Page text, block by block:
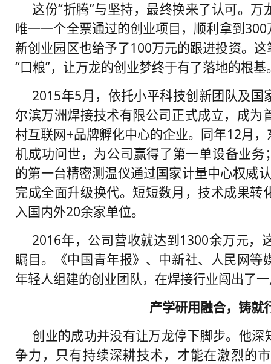
这份“折腾”与坚持，最终换来了认可。
唯一一个全票通过的创业项目，顺利拿到
新创业园区也给予了100万元的跟进投资。
“口粮”，让万龙的创业梦终于有了落地的根基
2015年5月，依托小平科技创新团队及国
尔滨万洲焊接技术有限公司正式成立，成为
村互联网+品牌孵化中心的企业。同年12月
机成功问世，为公司赢得了第一单设备业
的第一台精密测温仪通过国家计量中心权威
完成全面升级换代。短短数月，技术成果转
入国内外20余家单位。
2016年，公司营收就达到1300余万元，
瞩目。《中国青年报》、中新社、人民网等
年轻人组建的创业团队，在焊接行业闯出了
产学研用融合，铸就
创业的成功并没有让万龙停下脚步。他
争力，只有持续深耕技术，才能在激烈的